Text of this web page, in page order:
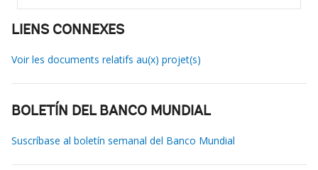
LIENS CONNEXES
Voir les documents relatifs au(x) projet(s)
BOLETÍN DEL BANCO MUNDIAL
Suscríbase al boletín semanal del Banco Mundial